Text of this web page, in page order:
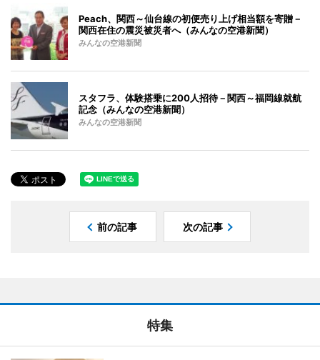
Peach、関西～仙台線の初便売り上げ相当額を寄贈－
関西在住の震災被災者へ（みんなの空港新聞）
みんなの空港新聞
スタフラ、体験搭乗に200人招待－関西～福岡線就航
記念（みんなの空港新聞）
みんなの空港新聞
前の記事 次の記事
特集